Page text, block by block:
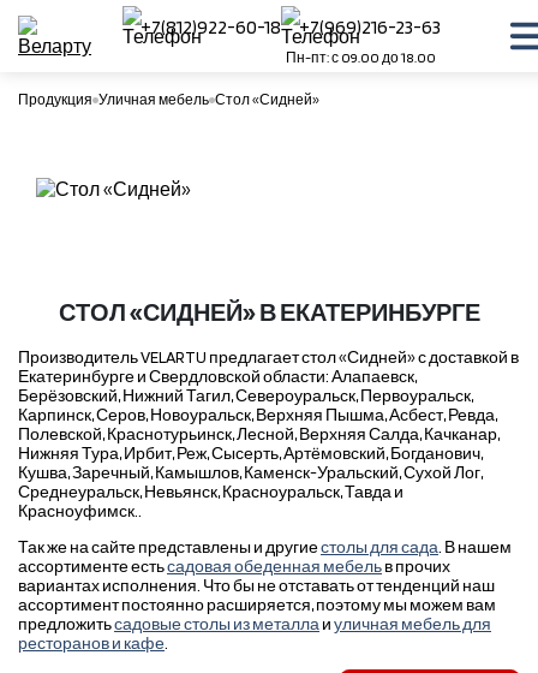
+7(812)922-60-18 +7(969)216-23-63
Пн-пт: с 09.00 до 18.00
Продукция Уличная мебель Стол «Сидней»
СТОЛ «СИДНЕЙ» В ЕКАТЕРИНБУРГЕ
Производитель VELARTU предлагает стол «Сидней» с доставкой в
Екатеринбурге и Свердловской области: Алапаевск,
Берёзовский, Нижний Тагил, Североуральск, Первоуральск,
Карпинск, Серов, Новоуральск, Верхняя Пышма, Асбест, Ревда,
Полевской, Краснотурьинск, Лесной, Верхняя Салда, Качканар,
Нижняя Тура, Ирбит, Реж, Сысерть, Артёмовский, Богданович,
Кушва, Заречный, Камышлов, Каменск-Уральский, Сухой Лог,
Среднеуральск, Невьянск, Красноуральск, Тавда и
Красноуфимск..
Так же на сайте представлены и другиестолы для сада . В нашем
ассортименте естьсадовая обеденная мебельв прочих
вариантах исполнения. Что бы не отставать от тенденций наш
ассортимент постоянно расширяется, поэтому мы можем вам
предложитьсадовые столы из металла иуличная мебель для
ресторанов и кафе